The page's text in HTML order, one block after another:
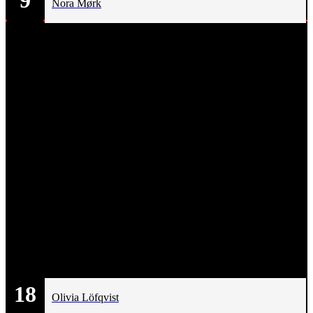
Nora Mørk
18 Olivia Löfqvist